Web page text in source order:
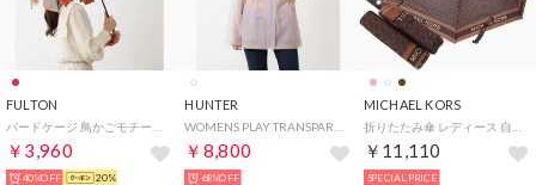
FULTON
￥3,960
40%OFF 20%
HUNTER
￥8,800
68%OFF
MICHAEL KORS
￥11,110
SPECIAL PRICE